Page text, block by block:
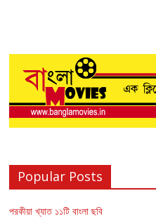
Popular Posts
পরকীয়া খ্যাত ১১টি বাংলা ছবি